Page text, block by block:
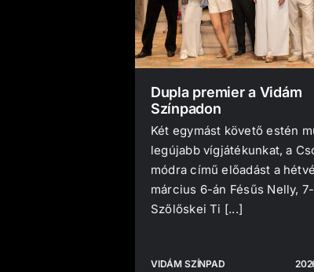
Dupla premier a Vidám
Színpadon
Két egymást követő estén
legújabb vígjátékunkat, a
módra című előadást a
március 6-án Fésűs Nelly,
Szőlőskei Ti [...]
VIDÁM SZÍNPAD